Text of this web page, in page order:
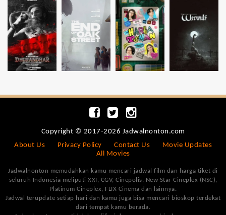
Copyright © 2017-2026 Jadwalnonton.com
About Us
Privacy Policy Contact Us
Movie Updates
All Movies
Jadwalnonton memudahkan kamu mencari jadwal film dan harga tiket di
seluruh Indonesia meliputi XXI, CGV, Cinepolis, New Star Cineplex (NSC),
Platinum Cineplex, FLIX Cinema dan lainnya.
Jadwal terupdate setiap hari dan kamu juga bisa mencari bioskop terdekat
dari tempat kamu berada.